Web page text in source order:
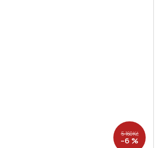
5 160 Kč
–6 %